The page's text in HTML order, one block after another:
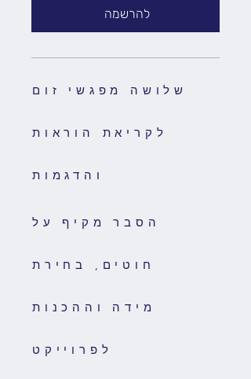
להרשמה
שלושה מפגשי זום
לקריאת הוראות
והדגמות
הסבר מקיף על
חוטים, בחירת
מידה וההכנות
לפרוייקט